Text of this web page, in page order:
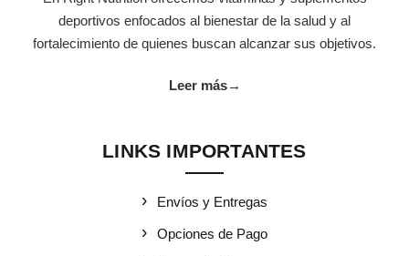
deportivos enfocados al bienestar de la salud y al
fortalecimiento de quienes buscan alcanzar sus objetivos.
Leer más→
LINKS IMPORTANTES
Envíos y Entregas
Opciones de Pago